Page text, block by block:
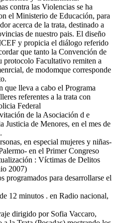
contra las Violencias se ha
el Ministerio de Educación, para
acerca de la trata, destinado a
de nuestro pais. El diseño
y propicia el diálogo referido
que tanto la Convención de
protocolo Facultativo remiten a
de modomque corresponde
que lleva a cabo el Programa
referentes a la trata con
Federal
de la Asociación d e
Justicia de Menores, en el mes de
en especial mujeres y niñas-
en el Primer Congreso
: Víctimas de Delitos
2007)
programados para desarrollarse el
12 minutos . en Radio nacional,
dirigido por Sofia Vaccaro,